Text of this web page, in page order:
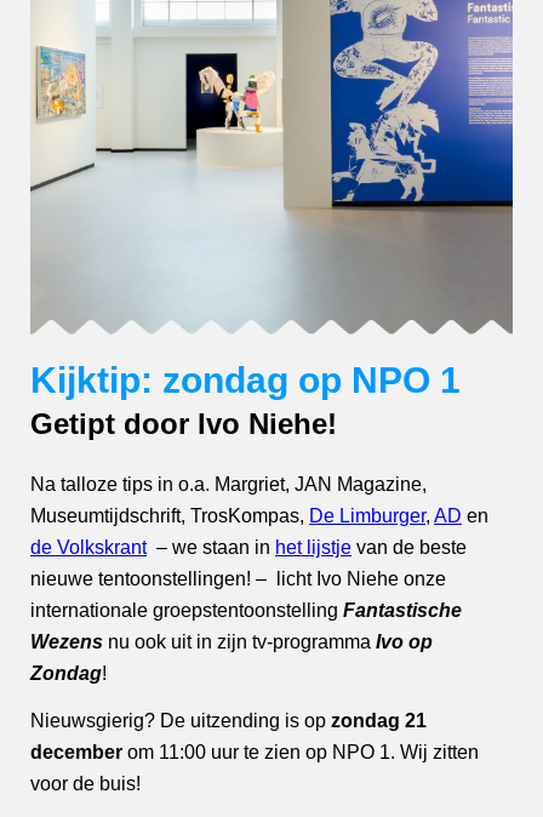
Kijktip: zondag op NPO 1
Getipt door Ivo Niehe!
Na talloze tips in o.a. Margriet, JAN Magazine,
Museumtijdschrift, TrosKompas, De Limburger, AD en
de Volkskrant– we staan in het lijstje van de beste
nieuwe tentoonstellingen! – licht Ivo Niehe onze
internationale groepstentoonstelling Fantastische
Wezens nu ook uit in zijn tv-programma Ivo op
Zondag!
Nieuwsgierig? De uitzending is op zondag 21
december om 11:00 uur te zien op NPO 1. Wij zitten
voor de buis!